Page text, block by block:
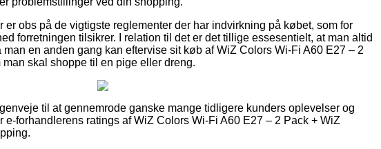
er obs på de vigtigste reglementer der har indvirkning på købet, som for
forretningen tilsikrer. I relation til det er det tillige essesentielt, at man altid
en anden gang kan eftervise sit køb af WiZ Colors Wi-Fi A60 E27 – 2
skal shoppe til en pige eller dreng.
til at gennemrode ganske mange tidligere kunders oplevelser og
e-forhandlerens ratings af WiZ Colors Wi-Fi A60 E27 – 2 Pack + WiZ